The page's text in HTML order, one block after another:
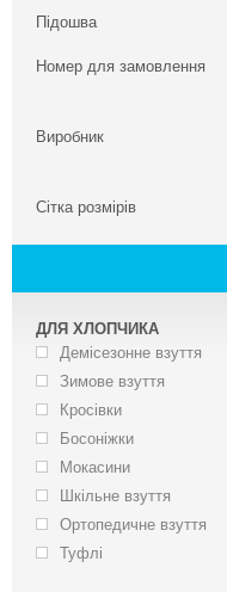
Підошва
Номер для замовлення
Виробник
Сітка розмірів
ДЛЯ ХЛОПЧИКА
Демісезонне взуття
Зимове взуття
Кросівки
Босоніжки
Мокасини
Шкільне взуття
Ортопедичне взуття
Туфлі